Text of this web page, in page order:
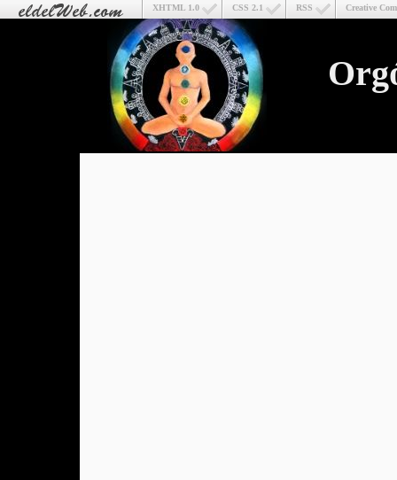
Creative
RSS
CSS 2.1
XHTML 1.0